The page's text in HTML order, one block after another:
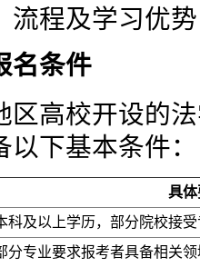
流程及学习优
名条件
区高校开设的
以下基本条件：
具
科及以上学历，部分院校接
分专业要求报考者具备相关